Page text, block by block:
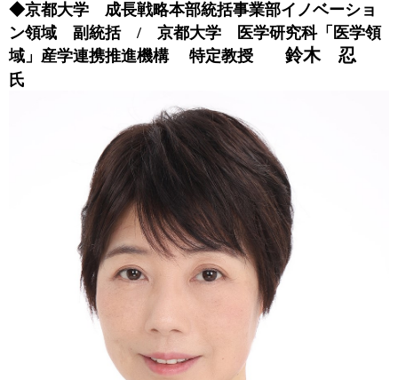
◆京都大学 成長戦略本部統括事業部イノベーショ
ン領域 副統括 / 京都大学 医学研究科「医学領
域」産学連携推進機構 特定教授 鈴木 忍
氏